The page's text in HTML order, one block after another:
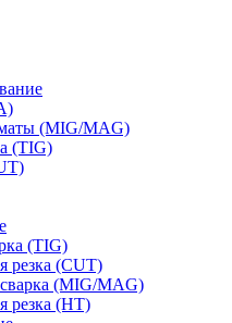
(MIG/MAG)
(TIG)
(TIG)
резка (CUT)
(MIG/MAG)
резка (HT)